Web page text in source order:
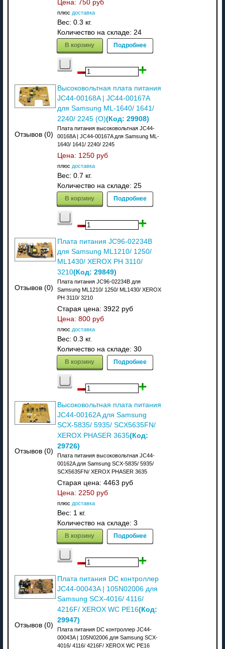
Цена: 750 руб
плюс доставка
Вес: 0.3 кг.
Количество на складе: 24
В корзину Подробнее
Отзывов (0)
Высоковольтная плата питания
JC44-00168A | JC44-00167A
для Samsung ML-1640/ 1641/
2240/ 2245 (O)(Код: 29908)
Плата питания высоковольтная JC44-
00168A | JC44-00167A для Samsung ML-
1640/ 1641/ 2240/ 2245
Цена: 1250 руб
плюс доставка
Вес: 0.7 кг.
Количество на складе: 25
В корзину Подробнее
Отзывов (0)
Плата питания JC96-02234B
для Samsung ML1210/ 1250/
ML1430/ XEROX PH 3110/
3210(Код: 29849)
Плата питания JC96-02234B для
Samsung ML1210/ 1250/ ML1430/ XEROX
PH 3110/ 3210
Старая цена: 3922 руб
Цена: 800 руб
плюс доставка
Вес: 0.3 кг.
Количество на складе: 30
В корзину Подробнее
Отзывов (0)
Высоковольтная плата питания
JC44-00162A для Samsung
SCX-5835/ 5935/ SCX5635FN/
XEROX PHASER 3635(Код:
29726)
Плата питания высоковольтная JC44-
00162A для Samsung SCX-5835/ 5935/
SCX5635FN/ XEROX PHASER 3635
Старая цена: 4463 руб
Цена: 2250 руб
плюс доставка
Вес: 1 кг.
Количество на складе: 3
В корзину Подробнее
Отзывов (0)
Плата питания DC контроллер
JC44-00043A | 105N02006 для
Samsung SCX-4016/ 4116/
4216F/ XEROX WC PE16(Код:
29947)
Плата питания DC контроллер JC44-
00043A | 105N02006 для Samsung SCX-
4016/ 4116/ 4216F/ XEROX WC PE16